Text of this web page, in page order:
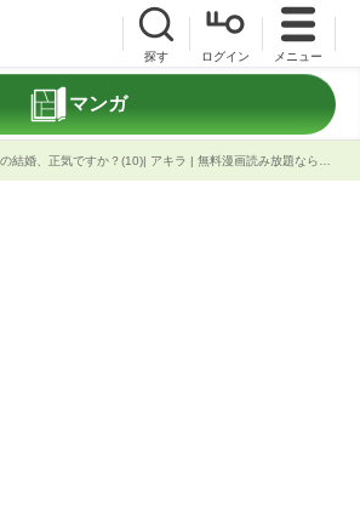
探す ログイン メニュー
マンガ